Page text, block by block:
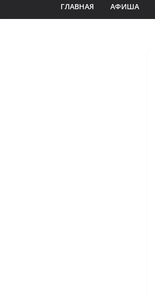
ГЛАВНАЯ АФИША